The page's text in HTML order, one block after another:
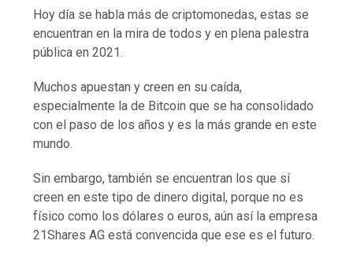
Hoy día se habla más de criptomonedas, estas se
encuentran en la mira de todos y en plena palestra
pública en 2021.
Muchos apuestan y creen en su caída,
especialmente la de Bitcoin que se ha consolidado
con el paso de los años y es la más grande en este
mundo.
Sin embargo, también se encuentran los que sí
creen en este tipo de dinero digital, porque no es
físico como los dólares o euros, aún así la empresa
21Shares AG está convencida que ese es el futuro.